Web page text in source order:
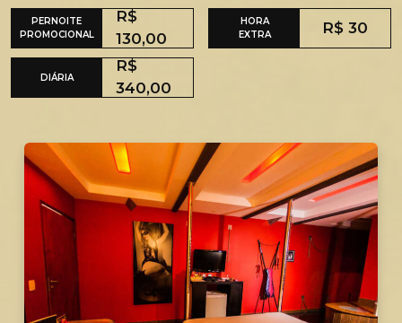
PERNOITE
PROMOCIONAL
R$
130,00
HORA
EXTRA
R$ 30
DIÁRIA
R$
340,00